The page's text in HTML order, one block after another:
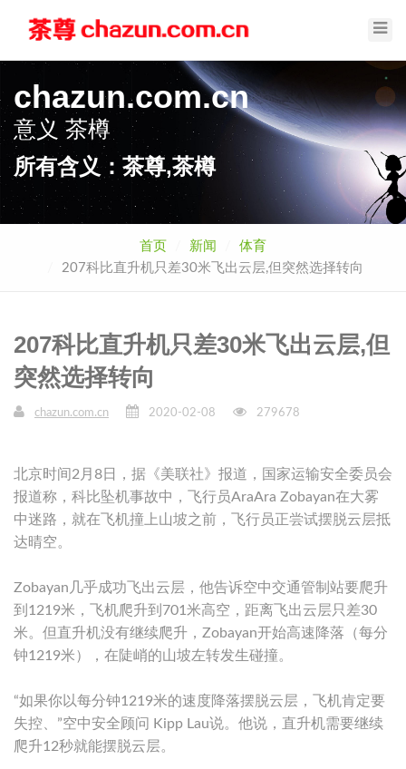
chazun.com.cn
意义茶樽
所有含义：茶尊,茶樽
首页 新闻
体育
207科比直升机只差30米飞出云层,但突然选择转向
207科比直升机只差30米飞出云层,但
突然选择转向
chazun.com.cn 2020-02-08 279678
北京时间2月8日，据《美联社》报道，国家运输安全委员会
报道称，科比坠机事故中，飞行员AraAra Zobayan在大雾
中迷路，就在飞机撞上山坡之前，飞行员正尝试摆脱云层抵
达晴空。
Zobayan几乎成功飞出云层，他告诉空中交通管制站要爬升
到1219米，飞机爬升到701米高空，距离飞出云层只差30
米。但直升机没有继续爬升，Zobayan开始高速降落（每分
钟1219米），在陡峭的山坡左转发生碰撞。
“如果你以每分钟1219米的速度降落摆脱云层，飞机肯定要
失控、”空中安全顾问 Kipp Lau说。他说，直升机需要继续
爬升12秒就能摆脱云层。